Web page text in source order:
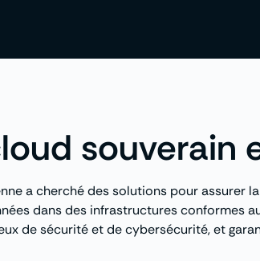
souverain
a cherché des solutions pour assurer
dans des infrastructures conformes
de sécurité et de cybersécurité, et